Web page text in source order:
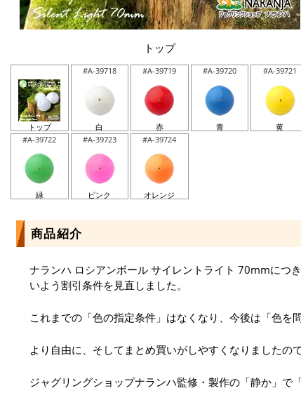
トップ
トップ
#A-39718
白
#A-39719
赤
#A-39720
青
#A-39721
黄
#A-39722
緑
#A-39723
ピンク
#A-39724
オレンジ
商品紹介
ナランハ ロシアンボール サイレントライト 70mmにつ
いよう割引条件を見直しました。
これまでの「色の指定条件」はなくなり、今後は「色を
より自由に、そしてまとめ買いがしやすくなりましたの
ジャグリングショップナランハ監修・製作の「静か」で「